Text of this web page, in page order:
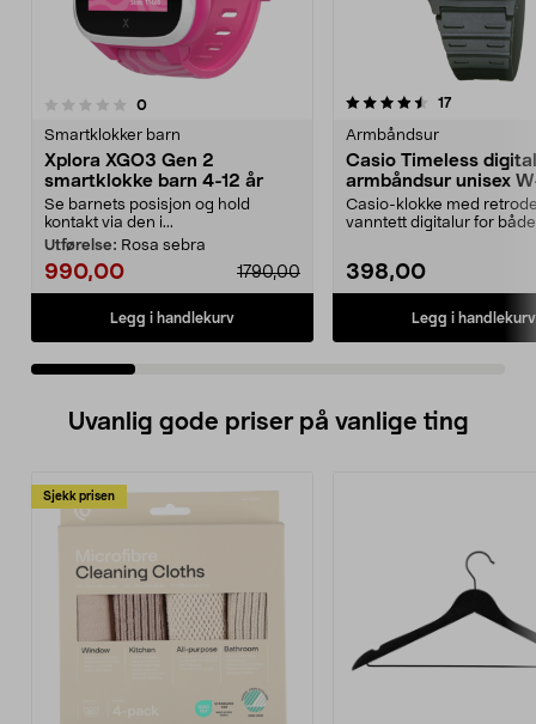
0anmeldelser
Smartklokker barn
Xplora XGO3 Gen 2
smartklokke barn 4-12 år
Se barnets posisjon og hold
kontakt via den i...
Utførelse: Rosa sebra
990,00 1790,00
Legg i handlekurv
4.5 av 5 stjerner 17anmeldelser
Armbåndsur
Casio Timeless
armbåndsur unisex
1VQES
Casio-klokke med
vanntett digitalur for
398,00
Legg i handlekurv
4.0 av 5 stjerner
Uvanlig gode priser på vanlige ting
Sjekk prisen